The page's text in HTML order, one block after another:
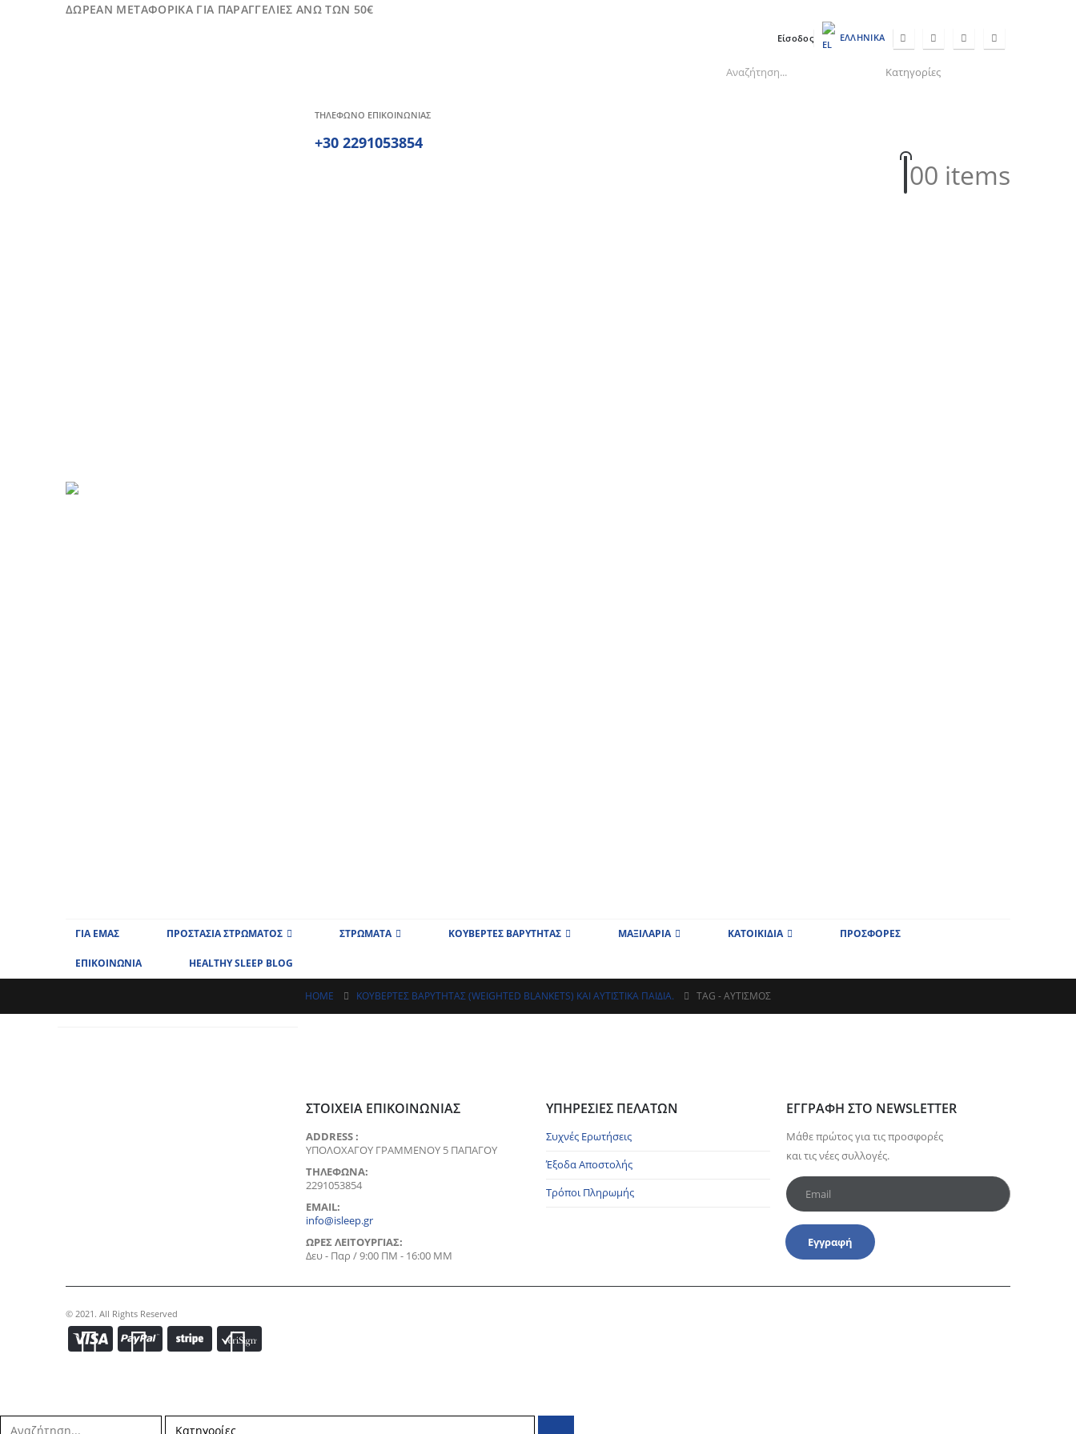
ΔΩΡΕΑΝ ΜΕΤΑΦΟΡΙΚΑ ΓΙΑ ΠΑΡΑΓΓΕΛΙΕΣ ΑΝΩ ΤΩΝ 50€
Είσοδος ΕΛΛΗΝΙΚΆ
ΤΗΛΕΦΩΝΟ ΕΠΙΚΟΙΝΩΝΙΑΣ
+30 2291053854
00 items
ΓΙΑ ΕΜΑΣ ΠΡΟΣΤΑΣΙΑ ΣΤΡΩΜΑΤΟΣ ΣΤΡΩΜΑΤΑ ΚΟΥΒΕΡΤΕΣ ΒΑΡΥΤΗΤΑΣ ΜΑΞΙΛΑΡΙΑ ΚΑΤΟΙΚΙΔΙΑ ΠΡΟΣΦΟΡΕΣ
ΕΠΙΚΟΙΝΩΝΙΑ HEALTHY SLEEP BLOG
HOME ΚΟΥΒΈΡΤΕΣ ΒΑΡΎΤΗΤΑΣ (WEIGHTED BLANKETS) ΚΑΊ ΑΥΤΙΣΤΙΚΆ ΠΑΙΔΙΆ. TAG -ΑΥΤΙΣΜΌΣ
ΣΤΟΙΧΕΊΑ ΕΠΙΚΟΙΝΩΝΊΑΣ
ADDRESS :
ΥΠΟΛΟΧΑΓΟΥ ΓΡΑΜΜΕΝΟΥ 5 ΠΑΠΑΓΟΥ
ΤΗΛΈΦΩΝΑ:
2291053854
EMAIL:
info@isleep.gr
ΏΡΕΣ ΛΕΙΤΟΥΡΓΊΑΣ:
Δευ - Παρ / 9:00 ΠΜ - 16:00 ΜΜ
ΥΠΗΡΕΣΊΕΣ ΠΕΛΑΤΏΝ
Συχνές Ερωτήσεις
Έξοδα Αποστολής
Τρόποι Πληρωμής
ΕΓΓΡΑΦΉ ΣΤΟ NEWSLETTER
Μάθε πρώτος για τις προσφορές
και τις νέες συλλογές.
© 2021. All Rights Reserved